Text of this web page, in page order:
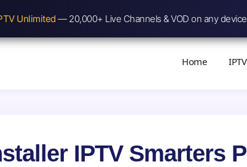
Unlimited — 20,000+ Live Channels & VOD on any
Home
IPTV Smarters